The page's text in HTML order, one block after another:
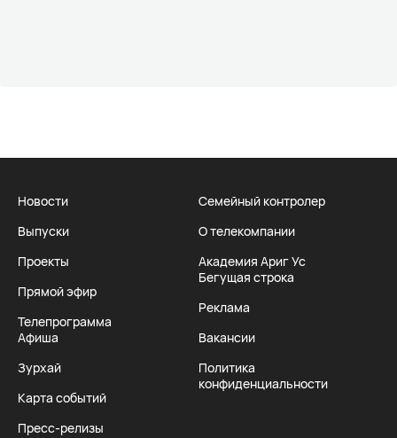
Новости
Выпуски
Проекты
Прямой эфир
Телепрограмма
Афиша
Зурхай
Карта событий
Пресс-релизы
Семейный контролер
О телекомпании
Академия Ариг Ус
Бегущая строка
Реклама
Вакансии
Политика
конфиденциальности